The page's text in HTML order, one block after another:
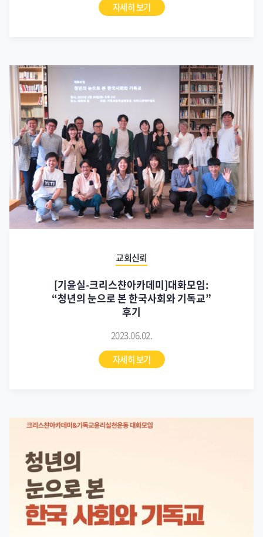
자세히 보기
교회신뢰
[기윤실-크리스챤아카데미]대화모임:
“청년의 눈으로 본 한국사회와 기독교”
후기
2023.06.02.
자세히 보기